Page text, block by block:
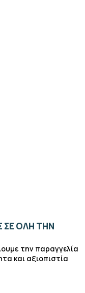
ΣΕ ΌΛΗ ΤΗΝ
την παραγγελία
και αξιοπιστία